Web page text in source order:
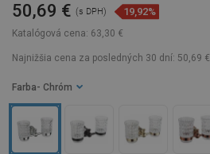
Katalógová cena: 63,30 €
50,69 € (s DPH) 19,92%
Najnižšia cena za posledných 30 dní: 50,69 €
Farba - Chróm